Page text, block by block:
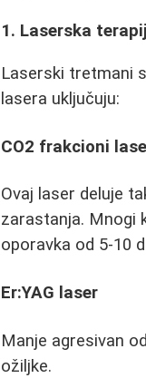
1. Laserska
Laserski tretmani
lasera uključuju:
CO2 frakcioni
Ovaj laser deluje
zarastanja. Mnogi
oporavka od 5-10
Er:YAG laser
Manje agresivan
ožiljke.